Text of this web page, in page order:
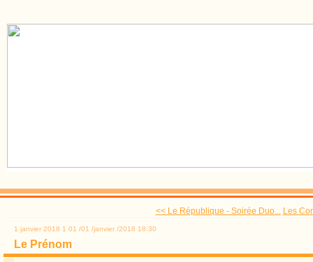
<< Le République - Soirée Duo... Les
1 janvier 2018 1 01 /01 /janvier /2018 18:30
Le Prénom